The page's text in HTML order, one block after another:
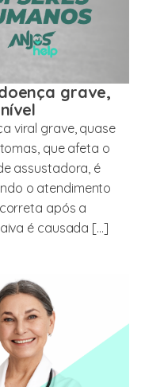
grave,
viral grave, quase
que afeta o
assustadora, é
o atendimento
após a
é causada […]